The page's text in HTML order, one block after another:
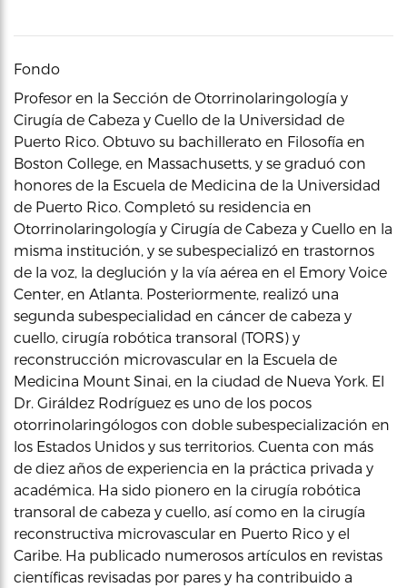
Fondo
Profesor en la Sección de Otorrinolaringología y
Cirugía de Cabeza y Cuello de la Universidad de
Puerto Rico. Obtuvo su bachillerato en Filosofía en
Boston College, en Massachusetts, y se graduó con
honores de la Escuela de Medicina de la Universidad
de Puerto Rico. Completó su residencia en
Otorrinolaringología y Cirugía de Cabeza y Cuello en la
misma institución, y se subespecializó en trastornos
de la voz, la deglución y la vía aérea en el Emory Voice
Center, en Atlanta. Posteriormente, realizó una
segunda subespecialidad en cáncer de cabeza y
cuello, cirugía robótica transoral (TORS) y
reconstrucción microvascular en la Escuela de
Medicina Mount Sinai, en la ciudad de Nueva York. El
Dr. Giráldez Rodríguez es uno de los pocos
otorrinolaringólogos con doble subespecialización en
los Estados Unidos y sus territorios. Cuenta con más
de diez años de experiencia en la práctica privada y
académica. Ha sido pionero en la cirugía robótica
transoral de cabeza y cuello, así como en la cirugía
reconstructiva microvascular en Puerto Rico y el
Caribe. Ha publicado numerosos artículos en revistas
científicas revisadas por pares y ha contribuido a